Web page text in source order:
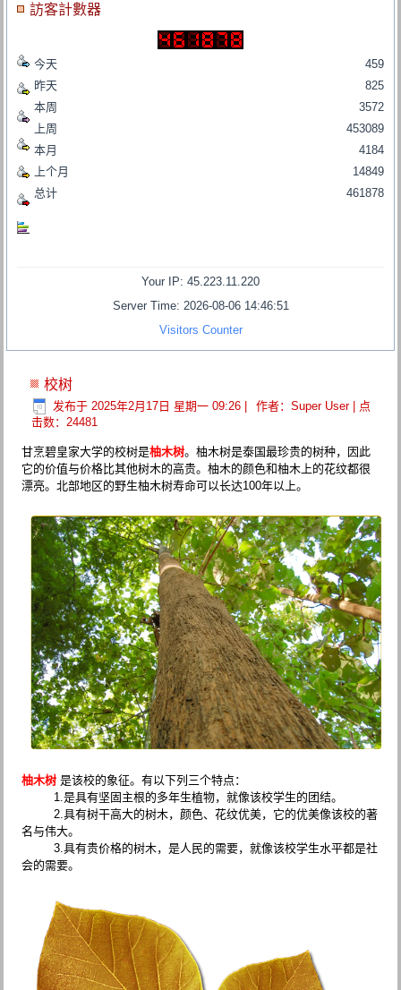
訪客計數器
今天
昨天
本周
上周
本月
上个月
总计
459
825
3572
453089
4184
14849
461878
Your IP: 45.223.11.220
Server Time: 2026-08-06 14:46:51
Visitors Counter
校树
发布于 2025年2月17日 星期一 09:26 作者：Super User| 点
击数：24481
甘烹碧皇家大学的校树是柚木树。柚木树是泰国最珍贵的树种，因此
它的价值与价格比其他树木的高贵。柚木的颜色和柚木上的花纹都很
漂亮。北部地区的野生柚木树寿命可以长达100年以上。
柚木树 是该校的象征。有以下列三个特点：
1.是具有坚固主根的多年生植物，就像该校学生的团结。
2.具有树干高大的树木，颜色、花纹优美，它的优美像该校的著
名与伟大。
3.具有贵价格的树木，是人民的需要，就像该校学生水平都是社
会的需要。